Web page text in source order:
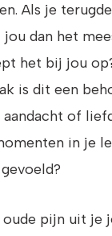
Als je
dan het
het bij jou
is dit een
of
in je
pijn uit je